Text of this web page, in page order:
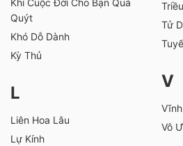
Khi Cuộc Đời Cho Bạn Quả
Quýt
Khó Dỗ Dành
Kỳ Thủ
L
Liên Hoa Lâu
Lự Kính
Tử
V
Vô